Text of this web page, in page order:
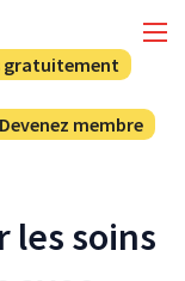
gratuitement
Devenez membre
les soins